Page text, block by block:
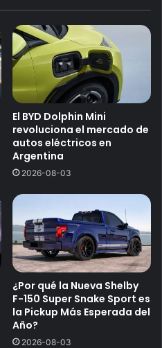
El BYD Dolphin Mini
revoluciona el mercado de
autos eléctricos en
Argentina
2026-08-03
¿Por qué la Nueva Shelby
F-150 Super Snake Sport es
la Pickup Más Esperada del
Año?
2026-08-03